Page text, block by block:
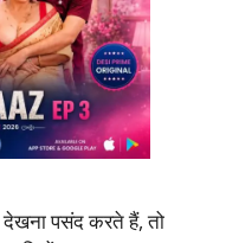
पसंद करते हैं, तो